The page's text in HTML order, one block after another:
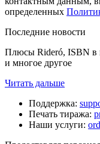
определенных
Последние новости
Плюсы Rideró, ISBN в
и многое другое
Читать дальше
Поддержка:
Печать тиража:
Наши услуги: